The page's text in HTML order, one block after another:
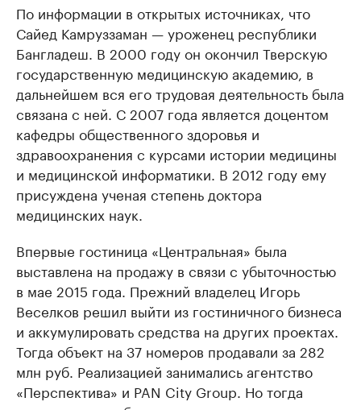
По информации в открытых источниках, что
Сайед Камруззаман — уроженец республики
Бангладеш. В 2000 году он окончил Тверскую
государственную медицинскую академию, в
дальнейшем вся его трудовая деятельность была
связана с ней. С 2007 года является доцентом
кафедры общественного здоровья и
здравоохранения с курсами истории медицины
и медицинской информатики. В 2012 году ему
присуждена ученая степень доктора
медицинских наук.
Впервые гостиница «Центральная» была
выставлена на продажу в связи с убыточностью
в мае 2015 года. Прежний владелец Игорь
Веселков решил выйти из гостиничного бизнеса
и аккумулировать средства на других проектах.
Тогда объект на 37 номеров продавали за 282
млн руб. Реализацией занимались агентство
«Перспектива» и PAN City Group. Но тогда